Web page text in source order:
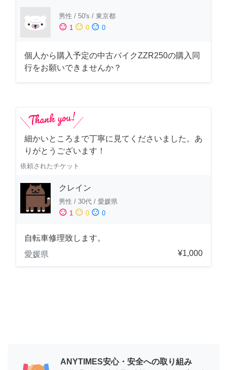
男性 / 50's / 東京都
sentiment_satisfied 1 sentiment_neutral 0 sentiment_dissatisfied 0
個人から購入予定の中古バイクZZR250の購入同
行をお願いできませんか？
細かいところまで丁寧に見てくださいました。あ
りがとうございます！
依頼されたチケット
クレイン
男性 / 30代 / 愛媛県
sentiment_satisfied 1 sentiment_neutral 0 sentiment_dissatisfied 0
自転車修理致します。
愛媛県
¥1,000
ANYTIMES安心・安全への取り組み